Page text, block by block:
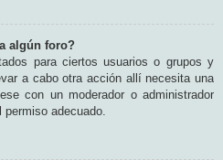
algún foro?
para ciertos usuarios o grupos y
a cabo otra acción allí necesita una
con un moderador o administrador
permiso adecuado.